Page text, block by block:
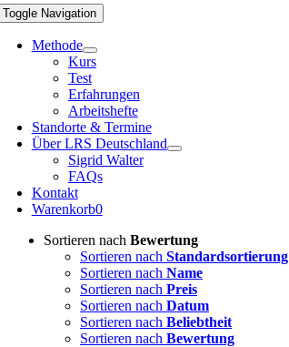
Toggle Navigation
Methode
Kurs
Test
Erfahrungen
Arbeitshefte
Standorte & Termine
Über LRS Deutschland
Sigrid Walter
FAQs
Kontakt
Warenkorb0
Sortieren nach Bewertung
Sortieren nach Standardsortierung
Sortieren nach Name
Sortieren nach Preis
Sortieren nach Datum
Sortieren nach Beliebtheit
Sortieren nach Bewertung